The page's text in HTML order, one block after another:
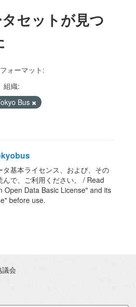
セットが見つ
フォーマット:
組織:
Bus
基本ライセンス、および、その
で、ご利用ください。 / Read
Open Data Basic License" and its
before use.
議会